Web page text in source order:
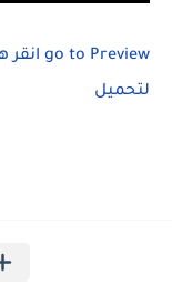
go to Preview انقر
لتحميل